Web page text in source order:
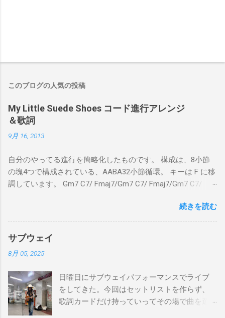
このブログの人気の投稿
My Little Suede Shoes コード進行アレンジ
＆歌詞
9月 16, 2013
自分のやってる進行を簡略化したものです。 構成は、8小節
の塊4つで構成されている、AABA32小節循環。 キーは F に移
調しています。 Gm7 C7/ Fmaj7/Gm7 C7/ Fmaj7/Gm7 C7/
Fmaj7/Gm7 C7/ Am7 D7/Gm7 C7/ Fmaj7/ Bbmaj7/Am7
Abm7/Gm7 C7/Fmaj7/Bbmaj7/Am7 Abm7/Gm7 C7/Fmaj7/
Gm7 C7/ Fmaj7/Gm7 C7/ Fmaj7/Gm7 C7/ Am7 D7/Gm7 C7/
Fmaj7/ Gm7 C7 Fmaj7 僕のスエードシューズ Gm7
C7 Fmaj7 黒いスエードシューズ Gm7 C7 Am
のも一緒さ Gm7 C7 Fmaj7 僕のスウェードシューズ
Gm7 C7 Fmaj7 先の尖ったシューズ Gm7 C7
Am7 とてもカッコいいのさ D7 Gm7 C7 Fmaj7 いつも気分
続きを読む
サブウェイ
8月 05, 2025
日曜日にサブウェイパフォーマンスでライブ
をしてきた。今回はセットリストを作らず、
歌詞カードだけ持っていってその場で曲を選